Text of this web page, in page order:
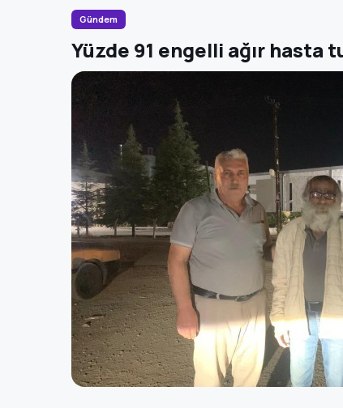
Gündem
Yüzde 91 engelli ağır